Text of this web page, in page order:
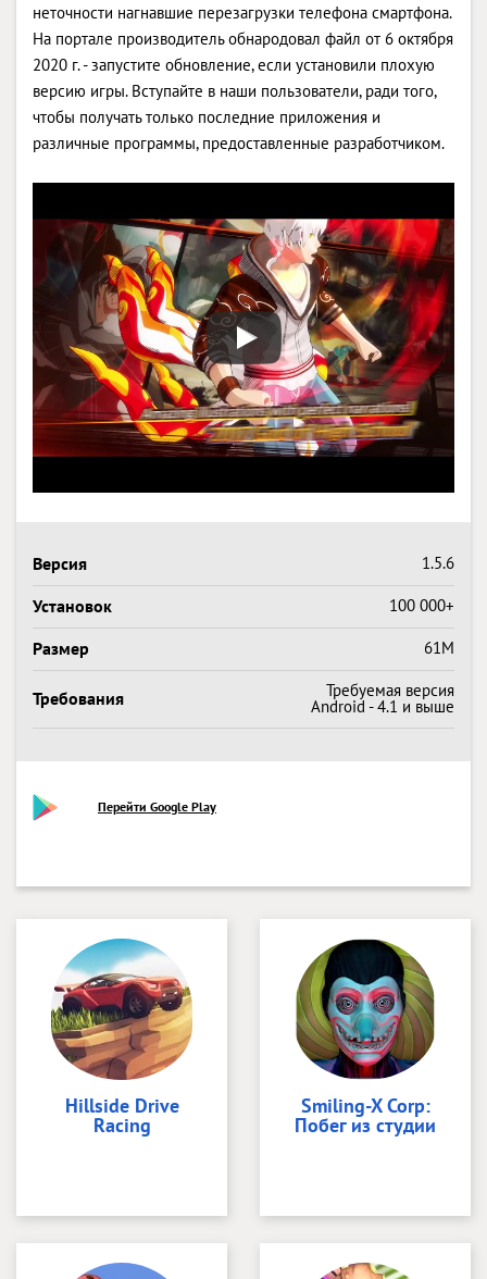
неточности нагнавшие перезагрузки телефона смартфона.
На портале производитель обнародовал файл от 6 октября
2020 г. - запустите обновление, если установили плохую
версию игры. Вступайте в наши пользователи, ради того,
чтобы получать только последние приложения и
различные программы, предоставленные разработчиком.
Версия 1.5.6
Установок 100 000+
Размер 61M
Требования Требуемая версия
Android - 4.1 и выше
Перейти Google Play
Hillside Drive
Racing
Smiling-X Corp:
Побег из студии